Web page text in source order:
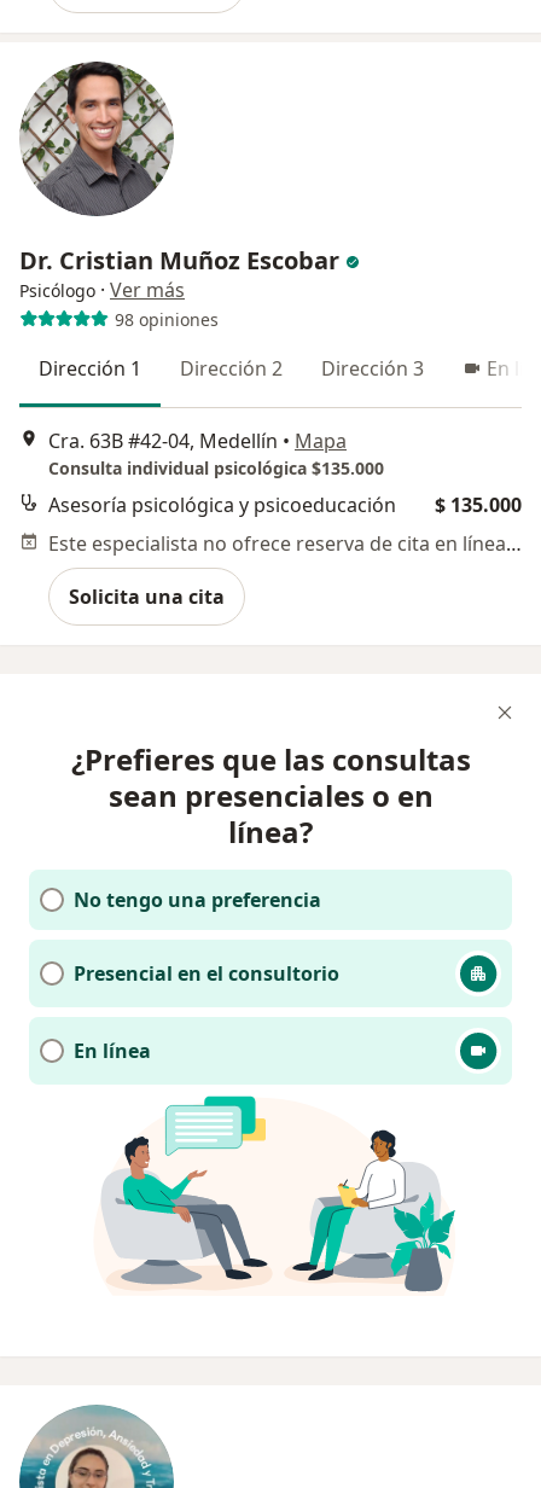
Dr. Cristian Muñoz Escobar
Psicólogo · Ver más
98 opiniones
Dirección 1 Dirección 2 Dirección 3 En
Cra. 63B #42-04, Medellín • Mapa
Consulta individual psicológica $135.000
Asesoría psicológica y psicoeducación
$ 135.000
Este especialista no ofrece reserva de cita en línea en esta dirección.
Solicita una cita
¿Prefieres que las consultas
sean presenciales o en
línea?
No tengo una preferencia
Presencial en el consultorio
En línea